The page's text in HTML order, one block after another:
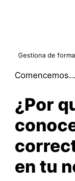
Gestiona de
Comencemos…
¿Por
en tu